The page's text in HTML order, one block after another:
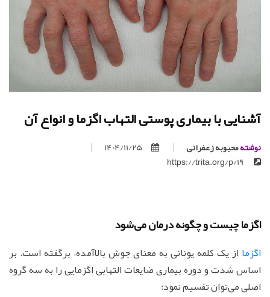
آشنایی با بیماری پوستی التهاب اگزما و انواع آن
نوشتهمحبوبه زعفرانی
1404/11/25
اگزما چیست و چگونه درمان می‌شود
اگزما از یک کلمه یونانی به معنای جوش بالاآمده، برگفته است. بر
اساس شدت و دوره بیماری ضایعات التهابی اگزمایی را به سه گروه
اصلی می‌توان تقسیم نمود: